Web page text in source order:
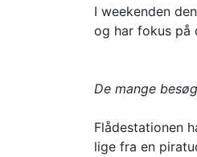
I weekenden
og har fokus på
De mange
Flådestationen
lige fra en